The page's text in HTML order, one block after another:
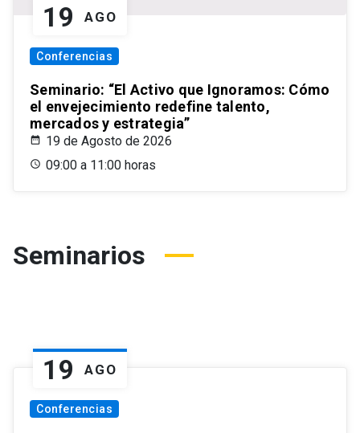
19 AGO
Conferencias
Seminario: “El Activo que Ignoramos: Cómo
el envejecimiento redefine talento,
mercados y estrategia”
19 de Agosto de 2026
09:00 a 11:00 horas
Seminarios
19 AGO
Conferencias